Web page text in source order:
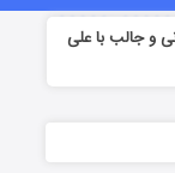
و جالب با علی